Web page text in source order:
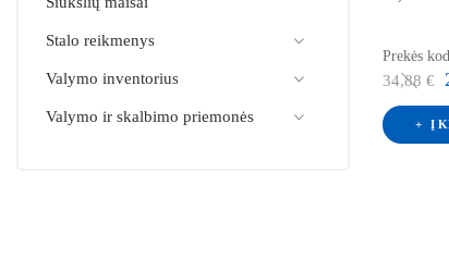
Stalo reikmenys
Valymo inventorius
Valymo ir skalbimo priemonės
Prekės
34,88 €
Į